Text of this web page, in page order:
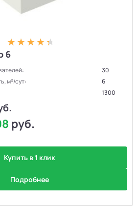
6
30
м³/сут:
6
1300
руб.
Купить в 1 клик
Подробнее